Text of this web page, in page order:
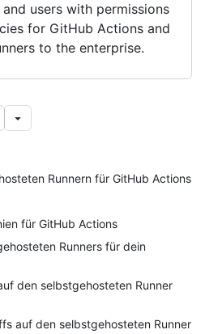
users with permissions
for GitHub Actions and
to the enterprise.
Runnern für GitHub Actions
für GitHub Actions
Runners für dein
den selbstgehosteten Runner
auf den selbstgehosteten Runner